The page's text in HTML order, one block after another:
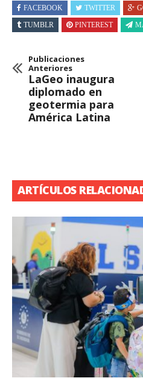
FACEBOOK TWITTER
TUMBLR
PINTEREST
Publicaciones
Anteriores
LaGeo inaugura
diplomado en
geotermia para
América Latina
ARTÍCULOS